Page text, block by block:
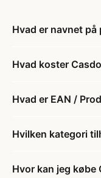
Hvad er navnet
Hvad koster
Hvad er EAN /
Hvilken kategori
Hvor kan jeg købe